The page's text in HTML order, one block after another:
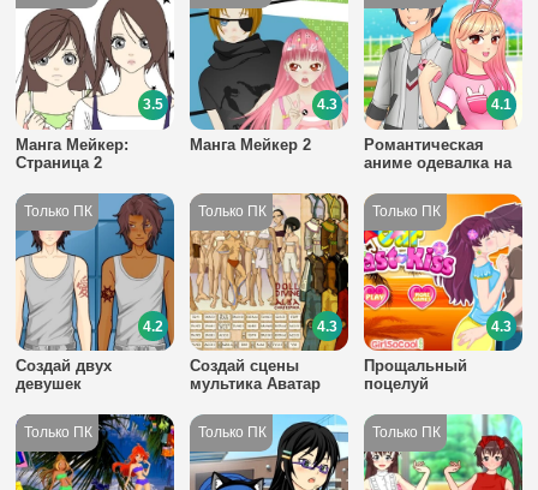
Манга Мейкер:
Страница 2
3.5
Манга Мейкер 2
4.3
Романтическая
аниме одевалка на
4.1
Создай двух
девушек
4.2
Создай сцены
мультика Аватар
4.3
Прощальный
поцелуй
4.3